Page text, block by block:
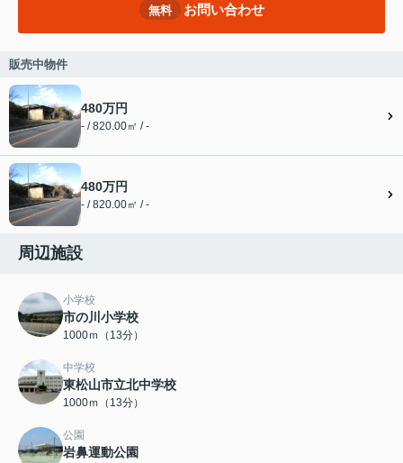
無料 お問い合わせ
販売中物件
480万円
- / 820.00㎡ / -
480万円
- / 820.00㎡ / -
周辺施設
小学校
市の川小学校
1000ｍ（13分）
中学校
東松山市立北中学校
1000ｍ（13分）
公園
岩鼻運動公園